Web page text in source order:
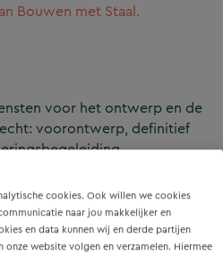
cookies. Ook willen we cookies
naar jou makkelijker en
en data kunnen wij en derde partijen
website volgen en verzamelen. Hiermee
Bouwen met Staal.
voor het ontwerp en de
voorontwerp, definitief
Terminal Utrecht kent